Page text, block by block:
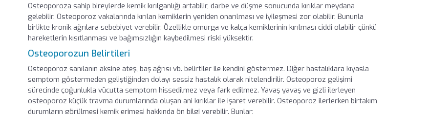
Osteoporoza sahip bireylerde kemik kırılganlığı artabilir, darbe ve düşme sonucunda kırıklar meydana
gelebilir. Osteoporoz vakalarında kırılan kemiklerin yeniden onarılması ve iyileşmesi zor olabilir. Bununla
birlikte kronik ağrılara sebebiyet verebilir. Özellikle omurga ve kalça kemiklerinin kırılması ciddi olabilir çünkü
hareketlerin kısıtlanması ve bağımsızlığın kaybedilmesi riski yüksektir.
Osteoporozun Belirtileri
Osteoporoz sanılanın aksine ateş, baş ağrısı vb. belirtiler ile kendini göstermez. Diğer hastalıklara kıyasla
semptom göstermeden geliştiğinden dolayı sessiz hastalık olarak nitelendirilir. Osteoporoz gelişimi
sürecinde çoğunlukla vücutta semptom hissedilmez veya fark edilmez. Yavaş yavaş ve gizli ilerleyen
osteoporoz küçük travma durumlarında oluşan ani kırıklar ile işaret verebilir. Osteoporoz ilerlerken birtakım
durumların görülmesi kemik erimesi hakkında ön bilgi verebilir. Bunlar: